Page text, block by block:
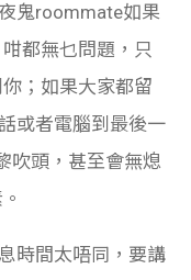
鬼roommate如果
都無乜問題，只
；如果大家都留
或者電腦到最後一
吹頭，甚至會無熄
時間太唔同，要講